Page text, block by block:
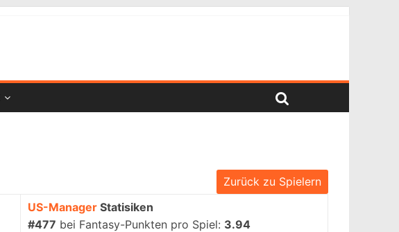
Zurück zu Spielern
US-Manager Statisiken
#477 bei Fantasy-Punkten pro Spiel: 3.94